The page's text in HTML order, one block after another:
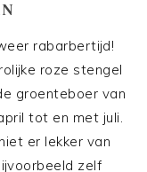
rabarbertijd!
roze stengel
groenteboer van
tot en met juli.
er lekker van
zelf